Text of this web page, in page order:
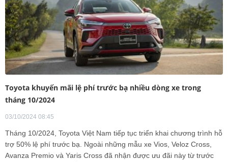
Toyota khuyến mãi lệ phí trước bạ nhiều dòng xe trong
tháng 10/2024
03/10/2024 08:45
Tháng 10/2024, Toyota Việt Nam tiếp tục triển khai chương trình hỗ
trợ 50% lệ phí trước bạ. Ngoài những mẫu xe Vios, Veloz Cross,
Avanza Premio và Yaris Cross đã nhận được ưu đãi này từ trước